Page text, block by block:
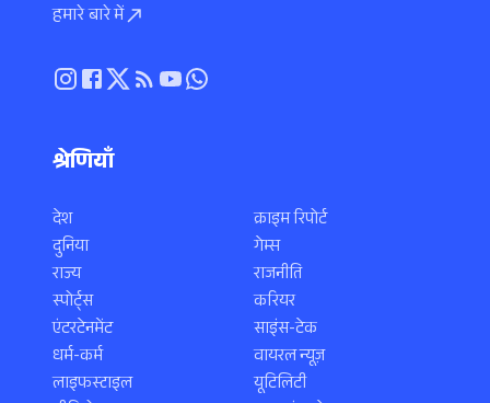
हमारे बारे में
श्रेणियाँ
देश
दुनिया
राज्य
स्पोर्ट्स
एंटरटेनमेंट
धर्म-कर्म
लाइफस्टाइल
क्राइम रिपोर्ट
गेम्स
राजनीति
करियर
साइंस-टेक
वायरल न्यूज़
यूटिलिटी